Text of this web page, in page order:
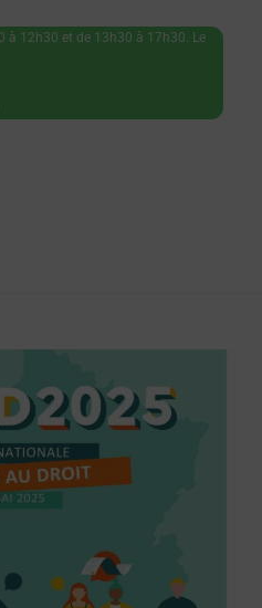
à 12h30 et de 13h30 à 17h30. Le